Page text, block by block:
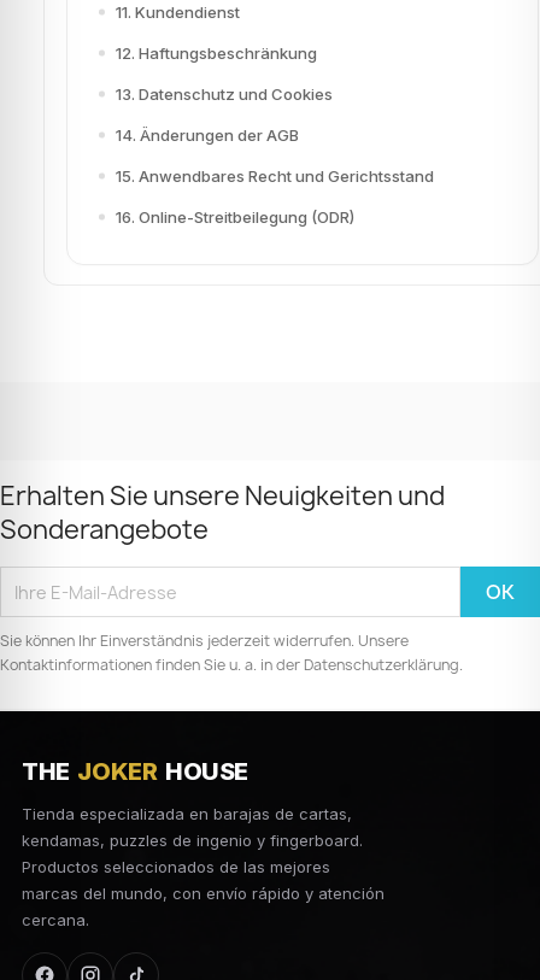
11. Kundendienst
12. Haftungsbeschränkung
13. Datenschutz und Cookies
14. Änderungen der AGB
15. Anwendbares Recht und Gerichtsstand
16. Online-Streitbeilegung (ODR)
Erhalten Sie unsere Neuigkeiten und
Sonderangebote
Sie können Ihr Einverständnis jederzeit widerrufen. Unsere
Kontaktinformationen finden Sie u. a. in der Datenschutzerklärung.
THE JOKER HOUSE
Tienda especializada en barajas de cartas,
kendamas, puzzles de ingenio y fingerboard.
Productos seleccionados de las mejores
marcas del mundo, con envío rápido y atención
cercana.